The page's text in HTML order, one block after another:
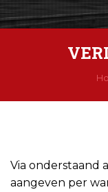
Via onderstaand
aangeven per